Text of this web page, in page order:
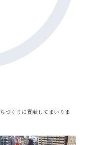
づくりに貢献してまいりま